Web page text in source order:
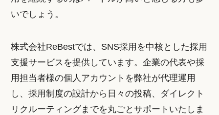
いでしょう。
株式会社ReBestでは、SNS採用を中核とした採用
支援サービスを提供しています。企業の代表や採
用担当者様の個人アカウントを弊社が代理運用
し、採用制度の設計から日々の投稿、ダイレクト
リクルーティングまでを丸ごとサポートいたしま